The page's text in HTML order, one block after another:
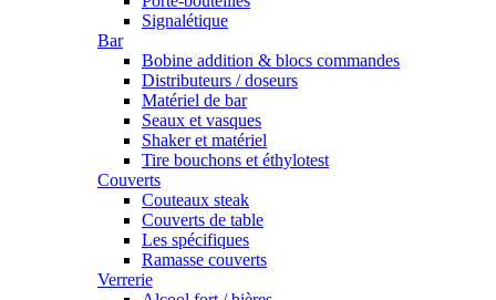
Signalétique
Bar
Bobine addition & blocs commandes
Distributeurs / doseurs
Matériel de bar
Seaux et vasques
Shaker et matériel
Tire bouchons et éthylotest
Couverts
Couteaux steak
Couverts de table
Les spécifiques
Ramasse couverts
Verrerie